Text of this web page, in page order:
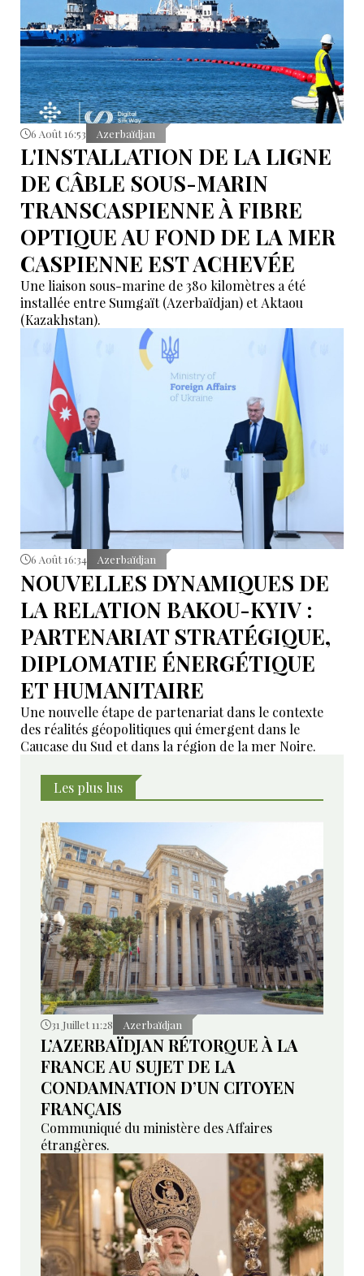
6 Août 16:53 Azerbaïdjan
L'INSTALLATION DE LA LIGNE
DE CÂBLE SOUS-MARIN
TRANSCASPIENNE À FIBRE
OPTIQUE AU FOND DE LA MER
CASPIENNE EST ACHEVÉE
Une liaison sous-marine de 380 kilomètres a été
installée entre Sumgaït (Azerbaïdjan) et Aktaou
(Kazakhstan).
6 Août 16:34 Azerbaïdjan
NOUVELLES DYNAMIQUES DE
LA RELATION BAKOU-KYIV :
PARTENARIAT STRATÉGIQUE,
DIPLOMATIE ÉNERGÉTIQUE
ET HUMANITAIRE
Une nouvelle étape de partenariat dans le contexte
des réalités géopolitiques qui émergent dans le
Caucase du Sud et dans la région de la mer Noire.
Les plus lus
31 Juillet 11:28 Azerbaïdjan
L’AZERBAÏDJAN RÉTORQUE À LA
FRANCE AU SUJET DE LA
CONDAMNATION D’UN CITOYEN
FRANÇAIS
Communiqué du ministère des Affaires
étrangères.